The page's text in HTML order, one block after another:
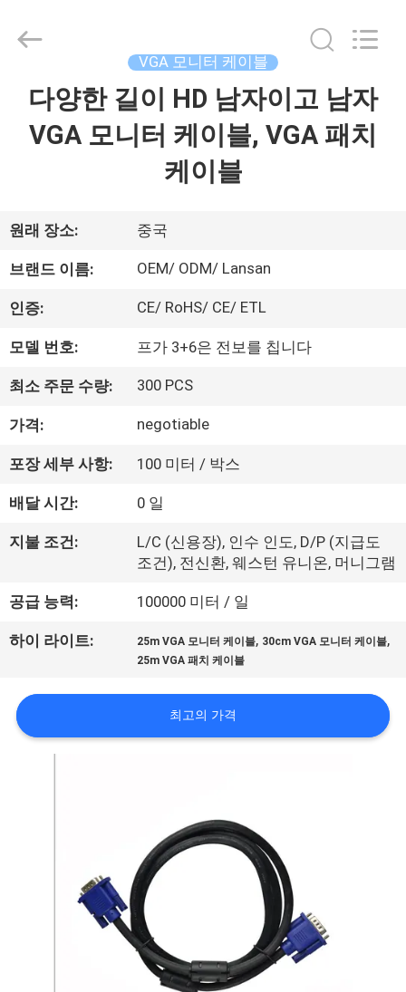
동
영
상
우
리
에
대
하
공
여
2026
Guangdong
Reserved.
VGA 모니터 케이블
다양한 길이 HD 남자이고 남자
VGA 모니터 케이블, VGA 패치
케이블
원래 장소: 중국
브랜드 이름: OEM/ ODM/ Lansan
인증: CE/ RoHS/ CE/ ETL
모델 번호: 프가 3+6은 전보를 칩니다
최소 주문 수량: 300 PCS
가격: negotiable
포장 세부 사항: 100 미터 / 박스
배달 시간: 0 일
지불 조건:
L/C (신용장), 인수 인도, D/P (지급도
조건), 전신환, 웨스턴 유니온, 머니그램
공급 능력: 100000 미터 / 일
하이 라이트: 25m VGA 모니터 케이블, 30cm VGA 모니터 케이블,
25m VGA 패치 케이블
최고의 가격